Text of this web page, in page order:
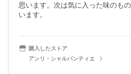
思います。次は気に入った味のも
います。
購入したストア
アンリ・シャルパンティエ